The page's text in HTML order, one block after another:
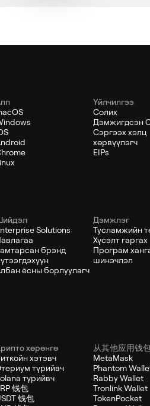
Үйлчилгээ
Солих
Дэмжигдсэн
Сэргээх хэлц
хөрвүүлэгч
EIPs
Solutions
брэнд
ёсны борлуулагч
Дэмжлэг
Тусламжийн
Хүсэлт гаргах
Програм
шинэчлэл
хөрөнгө
хэтэвч
түрийвч
түрийвч
钱包
钱包
从其他应用钱
MetaMask
Phantom
Rabby Wallet
Tronlink Wallet
TokenPocket